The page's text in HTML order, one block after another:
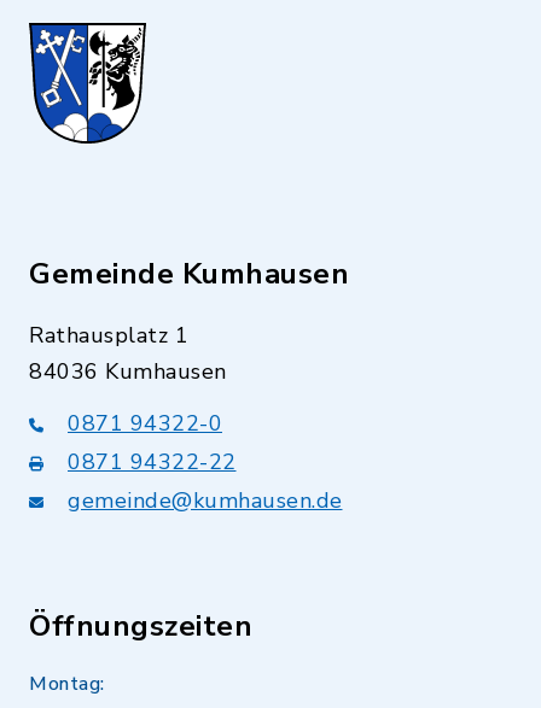
Gemeinde Kumhausen
Rathausplatz 1
84036 Kumhausen
0871 94322-0
0871 94322-22
gemeinde@kumhausen.de
Öffnungszeiten
Montag: